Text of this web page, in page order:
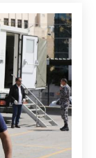
wie
als
Klar
einander.
repariert.